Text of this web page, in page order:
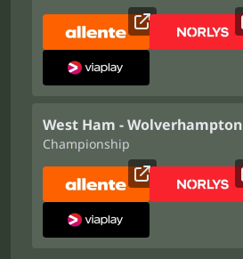
West Ham - Wolverhampton
Championship